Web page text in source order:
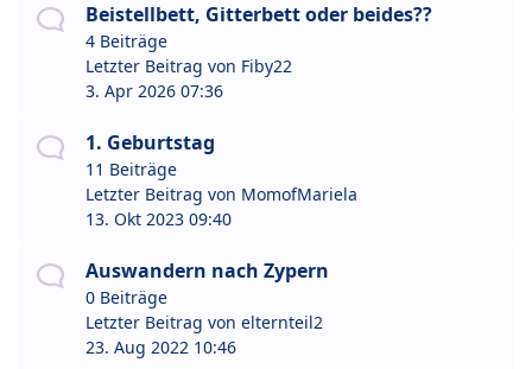
Beistellbett, Gitterbett oder beides??
4 Beiträge
Letzter Beitrag von Fiby22
3. Apr 2026 07:36
1. Geburtstag
11 Beiträge
Letzter Beitrag von MomofMariela
13. Okt 2023 09:40
Auswandern nach Zypern
0 Beiträge
Letzter Beitrag von elternteil2
23. Aug 2022 10:46